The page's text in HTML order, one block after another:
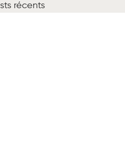
récents